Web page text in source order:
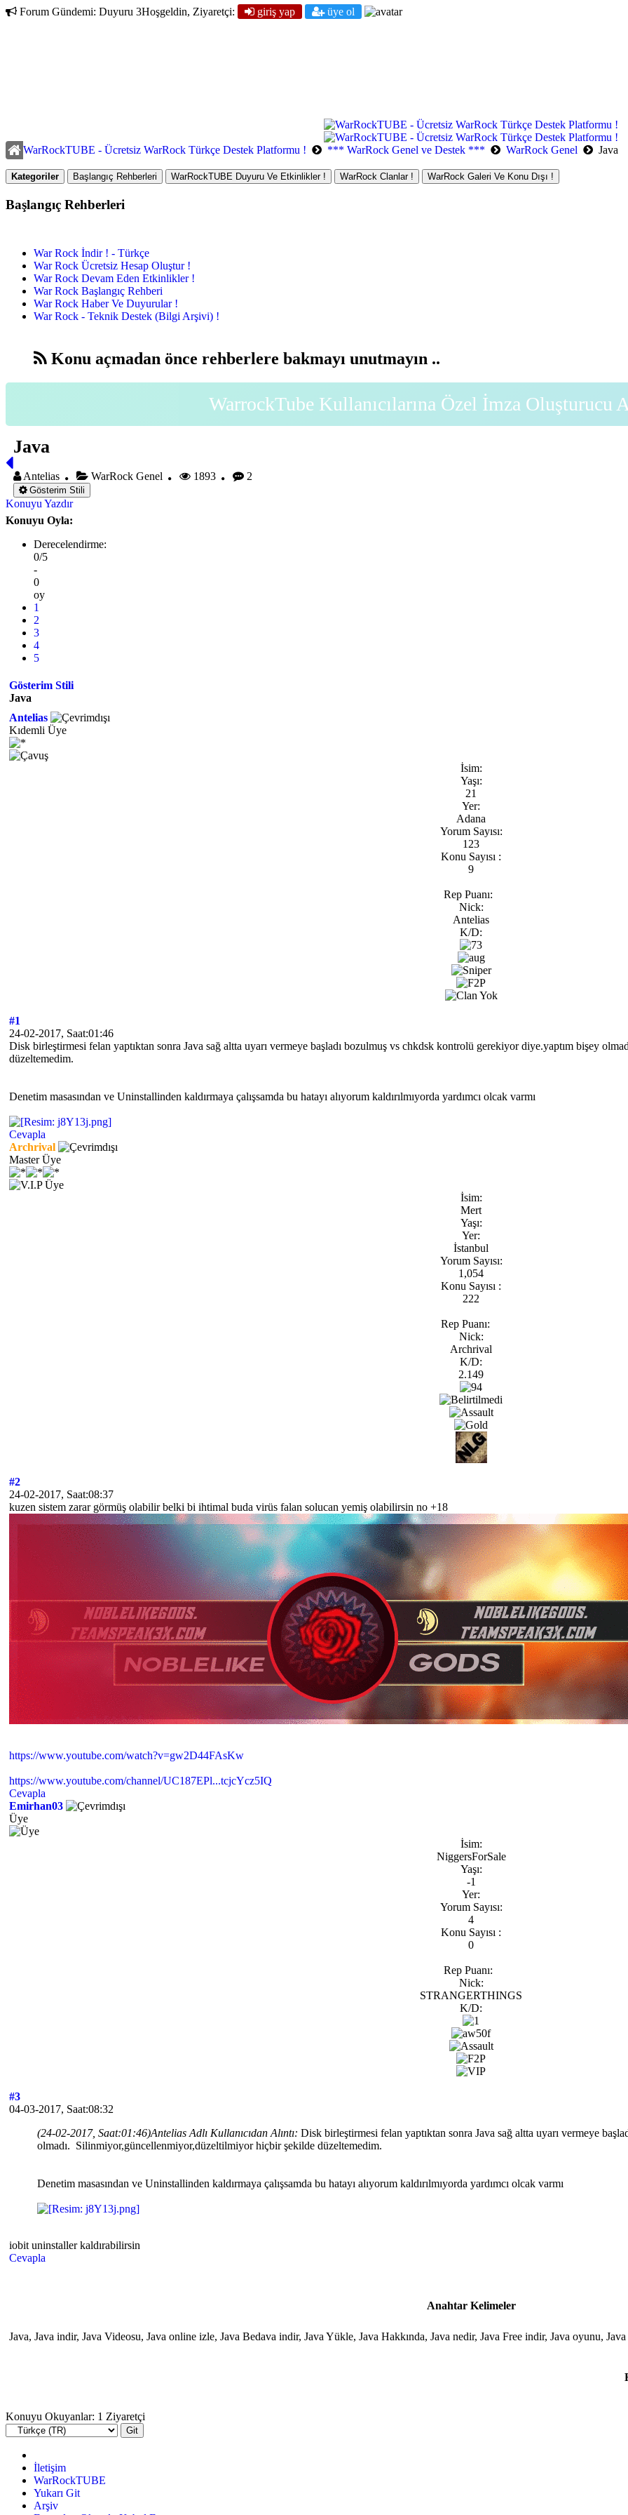
Forum Gündemi: Duyuru 3Hoşgeldin, Ziyaretçi: giriş yap üye ol
WarRockTUBE - Ücretsiz WarRock Türkçe Destek Platformu ! *** WarRock Genel ve Destek *** WarRock Genel Java
Kategoriler Başlangıç Rehberleri WarRockTUBE Duyuru Ve Etkinlikler ! WarRock Clanlar ! WarRock Galeri Ve Konu Dışı !
Başlangıç Rehberleri
War Rock İndir ! - Türkçe
War Rock Ücretsiz Hesap Oluştur !
War Rock Devam Eden Etkinlikler !
War Rock Başlangıç Rehberi
War Rock Haber Ve Duyurular !
War Rock - Teknik Destek (Bilgi Arşivi) !
Konu açmadan önce rehberlere bakmayı unutmayın ..
WarrockTube Kullanıcılarına Özel İmza
Java
Antelias WarRock Genel 1893 2
Gösterim Stili
Konuyu Yazdır
Konuyu Oyla:
Derecelendirme:
0/5
-
0
oy
1
2
3
4
5
Gösterim Stili
Java
Antelias
Kıdemli Üye
İsim:
Yaşı:
21
Yer:
Adana
Yorum Sayısı:
123
Konu Sayısı :
9
Rep Puanı:
Nick:
Antelias
K/D:
#1
24-02-2017, Saat:01:46
Disk birleştirmesi felan yaptıktan sonra Java sağ altta uyarı vermeye başladı bozulmuş vs chkdsk kontrolü gerekiyor diye.yaptım bişey
düzeltemedim.
Denetim masasından ve Uninstallinden kaldırmaya çalışsamda bu hatayı alıyorum kaldırılmıyorda yardımcı olcak varmı
Cevapla
Archrival
Master Üye
İsim:
Mert
Yaşı:
Yer:
İstanbul
Yorum Sayısı:
1,054
Konu Sayısı :
222
Rep Puanı:
Nick:
Archrival
K/D:
2.149
#2
24-02-2017, Saat:08:37
kuzen sistem zarar görmüş olabilir belki bi ihtimal buda virüs falan solucan yemiş olabilirsin no +18
https://www.youtube.com/watch?v=gw2D44FAsKw
https://www.youtube.com/channel/UC187EPl...tcjcYcz5IQ
Cevapla
Emirhan03
Üye
İsim:
NiggersForSale
Yaşı:
-1
Yer:
Yorum Sayısı:
4
Konu Sayısı :
0
Rep Puanı:
Nick:
STRANGERTHINGS
K/D:
#3
04-03-2017, Saat:08:32
(24-02-2017, Saat:01:46)Antelias Adlı Kullanıcıdan Alıntı: Disk birleştirmesi felan yaptıktan sonra Java sağ altta uyarı vermeye
olmadı. Silinmiyor,güncellenmiyor,düzeltilmiyor hiçbir şekilde düzeltemedim.
Denetim masasından ve Uninstallinden kaldırmaya çalışsamda bu hatayı alıyorum kaldırılmıyorda yardımcı olcak varmı
iobit uninstaller kaldırabilirsin
Cevapla
Anahtar Kelimeler
Java, Java indir, Java Videosu, Java online izle, Java Bedava indir, Java Yükle, Java Hakkında, Java nedir, Java Free indir, Java oyunu,
Konuyu Okuyanlar: 1 Ziyaretçi
İletişim
WarRockTUBE
Yukarı Git
Arşiv